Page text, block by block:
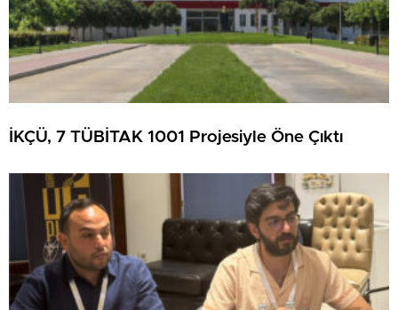
İKÇÜ, 7 TÜBİTAK 1001 Projesiyle Öne Çıktı